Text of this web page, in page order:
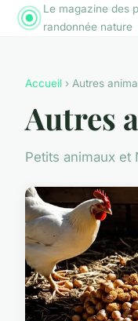
Le magazine des
randonnée nature
Accueil › Autres
Autres
Petits animaux et